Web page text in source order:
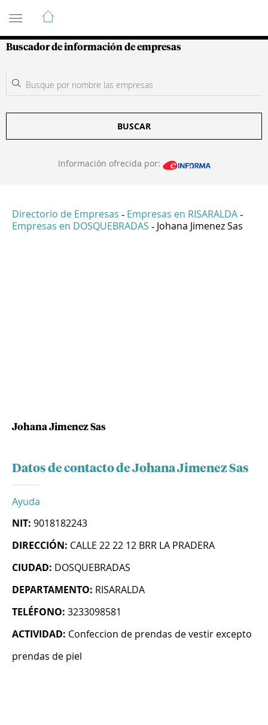
Guía de Empresas Colombianas
Buscador de información de empresas
BUSCAR
Información ofrecida por:
Directorio de Empresas - Empresas en RISARALDA -
Empresas en DOSQUEBRADAS - Johana Jimenez Sas
Johana Jimenez Sas
Datos de contacto de Johana Jimenez Sas
Ayuda
NIT: 9018182243
DIRECCIÓN: CALLE 22 22 12 BRR LA PRADERA
CIUDAD: DOSQUEBRADAS
DEPARTAMENTO: RISARALDA
TELÉFONO: 3233098581
ACTIVIDAD: Confeccion de prendas de vestir excepto
prendas de piel